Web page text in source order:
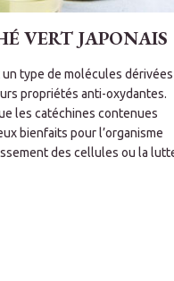
VERT JAPONAIS
type de molécules dérivées
propriétés anti-oxydantes.
les catéchines contenues
bienfaits pour l’organisme
des cellules ou la